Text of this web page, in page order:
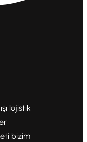
lojistik
bizim